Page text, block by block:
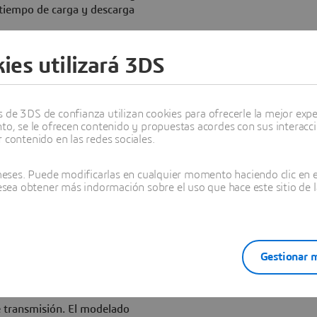
de carga y descarga
posteriormente
independiente, en
gracias a la nueva
capas
definida durante la
de compuestos.
completas
captura y
de los flujos de trabajo en
de la industria
la interfaz STEP. Avanza
anidado, e incluirá
estándar. Esto permite el
el intercambio de
transmisión. El modelado
utilizará 3DS
de 3DS de confianza utilizan cookies para ofrecerle la mejor
se le ofrecen contenido y propuestas acordes con sus
en las redes sociales.
Puede modificarlas en cualquier momento haciendo clic en
obtener más indormación sobre el uso que hace este sitio
Gestionar